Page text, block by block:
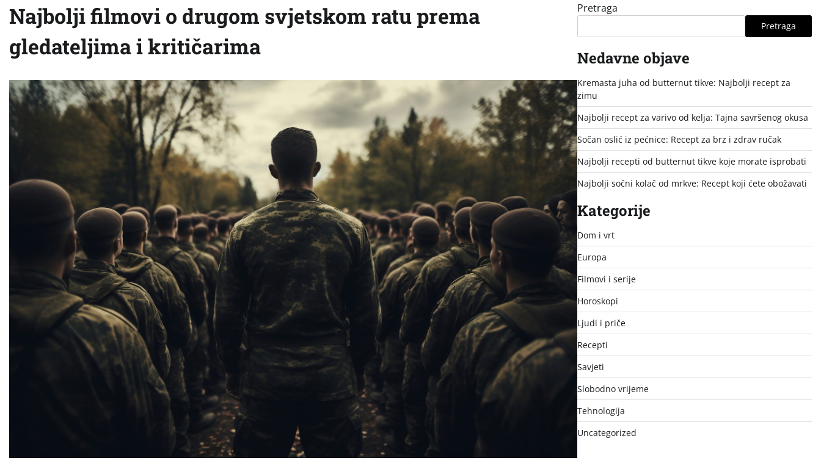
Najbolji filmovi o drugom svjetskom ratu prema
gledateljima i kritičarima
Pretraga
Pretraga
Nedavne objave
Kremasta juha od butternut tikve: Najbolji recept za
zimu
Najbolji recept za varivo od kelja: Tajna savršenog okusa
Sočan oslić iz pećnice: Recept za brz i zdrav ručak
Najbolji recepti od butternut tikve koje morate isprobati
Najbolji sočni kolač od mrkve: Recept koji ćete obožavati
Kategorije
Dom i vrt
Europa
Filmovi i serije
Horoskopi
Ljudi i priče
Recepti
Savjeti
Slobodno vrijeme
Tehnologija
Uncategorized